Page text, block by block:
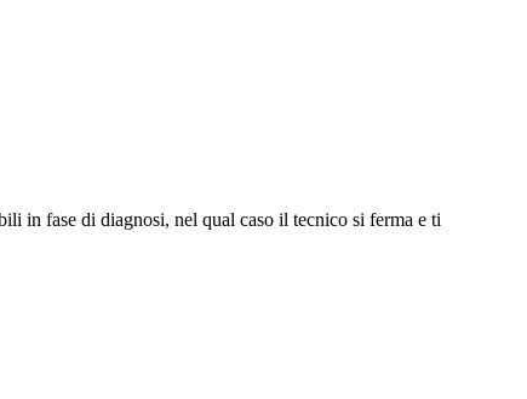
in fase di diagnosi, nel qual caso il tecnico si ferma e ti